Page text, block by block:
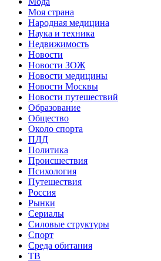
Моя страна
Народная медицина
Наука и техника
Недвижимость
Новости
Новости ЗОЖ
Новости медицины
Новости Москвы
Новости путешествий
Образование
Общество
Около спорта
ПДД
Политика
Происшествия
Психология
Путешествия
Россия
Рынки
Сериалы
Силовые структуры
Спорт
Среда обитания
ТВ